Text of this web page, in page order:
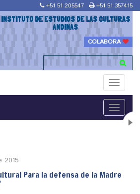
+51 51 205547 +51 51 357415
INSTITUTO DE ESTUDIOS DE LAS CULTURAS
ANDINAS
COLABORA
Toggle
Toggle
2015
Para la defensa de la Madre